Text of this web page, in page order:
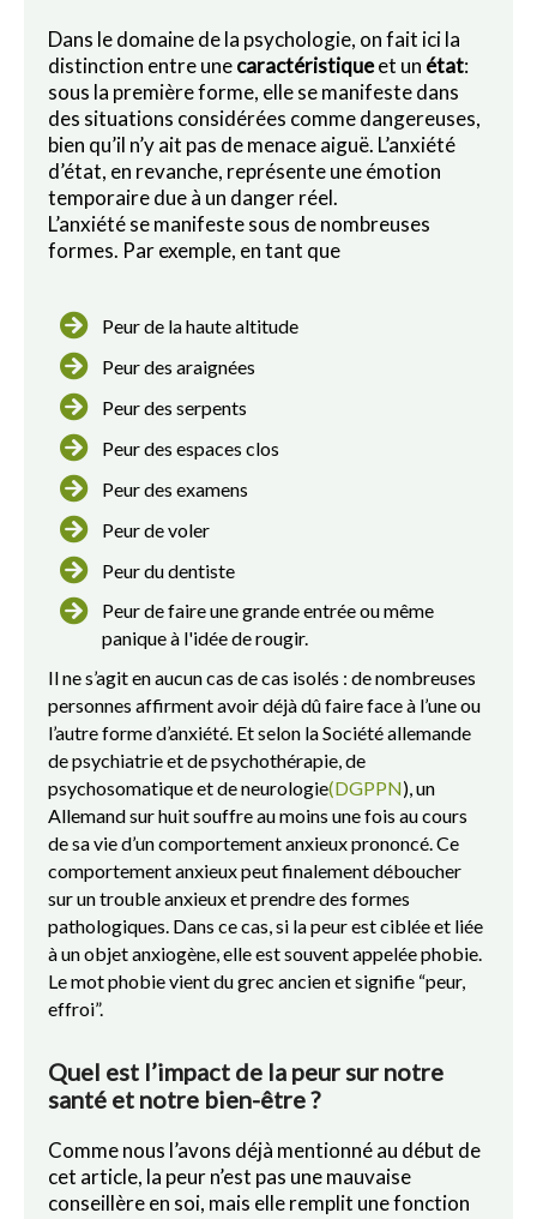
Dans le domaine de la psychologie, on fait ici la
distinction entre unecaractéristiqueet un état:
sous la première forme, elle se manifeste dans
des situations considérées comme dangereuses,
bien qu’il n’y ait pas de menace aiguë. L’anxiété
d’état, en revanche, représente une émotion
temporaire due à un danger réel.
L’anxiété se manifeste sous de nombreuses
formes. Par exemple, en tant que
Peur de la haute altitude
Peur des araignées
Peur des serpents
Peur des espaces clos
Peur des examens
Peur de voler
Peur du dentiste
Peur de faire une grande entrée ou même
panique à l'idée de rougir.
Il ne s’agit en aucun cas de cas isolés : de nombreuses
personnes affirment avoir déjà dû faire face à l’une ou
l’autre forme d’anxiété. Et selon la Société allemande
de psychiatrie et de psychothérapie, de
psychosomatique et de neurologie(DGPPN), un
Allemand sur huit souffre au moins une fois au cours
de sa vie d’un comportement anxieux prononcé. Ce
comportement anxieux peut finalement déboucher
sur un trouble anxieux et prendre des formes
pathologiques. Dans ce cas, si la peur est ciblée et liée
à un objet anxiogène, elle est souvent appelée phobie.
Le mot phobie vient du grec ancien et signifie “peur,
effroi”.
Quel est l’impact de la peur sur notre
santé et notre bien-être ?
Comme nous l’avons déjà mentionné au début de
cet article, la peur n’est pas une mauvaise
conseillère en soi, mais elle remplit une fonction